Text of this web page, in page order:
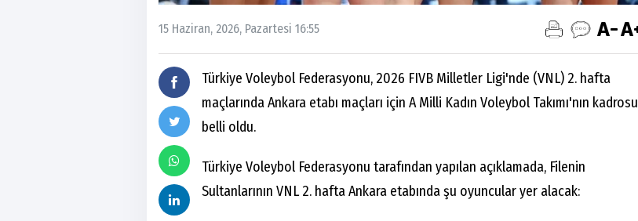
15 Haziran, 2026, Pazartesi 16:55
Türkiye Voleybol Federasyonu, 2026 FIVB Milletler Ligi'nde (VNL) 2. hafta
maçlarında Ankara etabı maçları için A Milli Kadın Voleybol Takımı'nın kadrosu
belli oldu.
Türkiye Voleybol Federasyonu tarafından yapılan açıklamada, Filenin
Sultanlarının VNL 2. hafta Ankara etabında şu oyuncular yer alacak: